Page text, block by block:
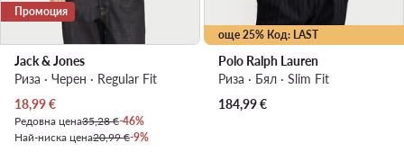
Промоция
Jack & Jones
Риза · Черен · Regular Fit
Актуална цена
18,99€
Редовна цена35,28 €-46%
Най-ниска цена20,99 €-9%
още 25% Код: LAST
Polo Ralph Lauren
Риза · Бял · Slim Fit
184,99€